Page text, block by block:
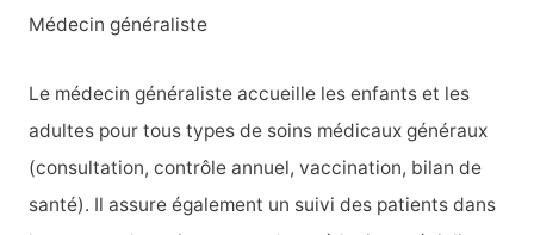
Médecin généraliste
Le médecin généraliste accueille les enfants et les
adultes pour tous types de soins médicaux généraux
(consultation, contrôle annuel, vaccination, bilan de
santé). Il assure également un suivi des patients dans